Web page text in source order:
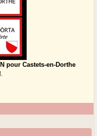
pour Castets-en-Dorthe